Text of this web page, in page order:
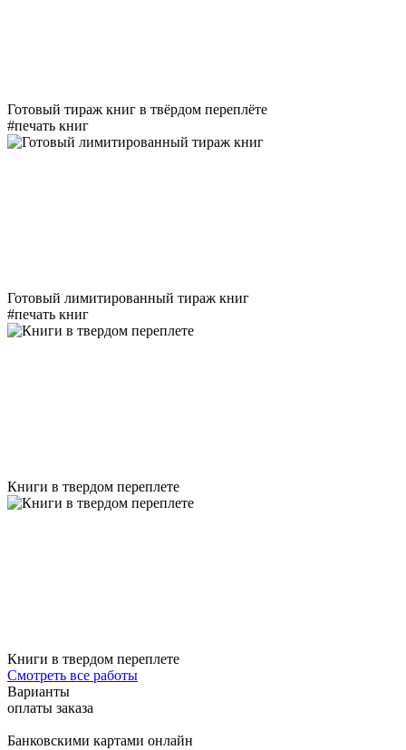
Готовый тираж книг в твёрдом переплёте
#печать книг
Готовый лимитированный тираж книг
#печать книг
Книги в твердом переплете
Книги в твердом переплете
Смотреть все работы
Варианты
оплаты заказа
Банковскими картами онлайн